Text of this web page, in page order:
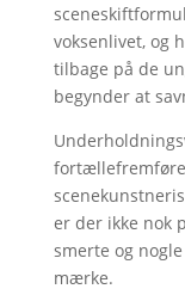
voksenlivet, og
tilbage på de
begynder at
er der ikke nok
smerte og
mærke.